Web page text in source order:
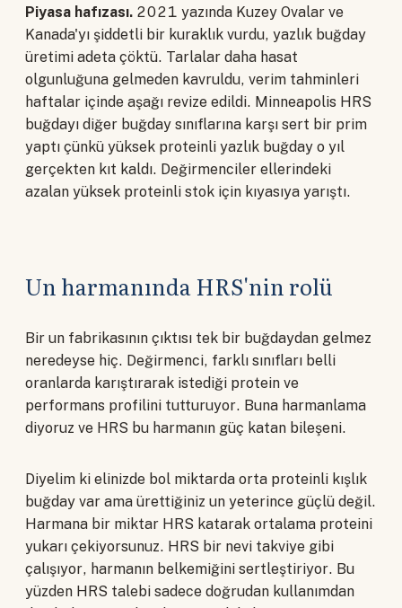
Piyasa hafızası. 2021 yazında Kuzey Ovalar ve
Kanada'yı şiddetli bir kuraklık vurdu, yazlık buğday
üretimi adeta çöktü. Tarlalar daha hasat
olgunluğuna gelmeden kavruldu, verim tahminleri
haftalar içinde aşağı revize edildi. Minneapolis HRS
buğdayı diğer buğday sınıflarına karşı sert bir prim
yaptı çünkü yüksek proteinli yazlık buğday o yıl
gerçekten kıt kaldı. Değirmenciler ellerindeki
azalan yüksek proteinli stok için kıyasıya yarıştı.
Un harmanında HRS'nin rolü
Bir un fabrikasının çıktısı tek bir buğdaydan gelmez
neredeyse hiç. Değirmenci, farklı sınıfları belli
oranlarda karıştırarak istediği protein ve
performans profilini tutturuyor. Buna harmanlama
diyoruz ve HRS bu harmanın güç katan bileşeni.
Diyelim ki elinizde bol miktarda orta proteinli kışlık
buğday var ama ürettiğiniz un yeterince güçlü değil.
Harmana bir miktar HRS katarak ortalama proteini
yukarı çekiyorsunuz. HRS bir nevi takviye gibi
çalışıyor, harmanın belkemiğini sertleştiriyor. Bu
yüzden HRS talebi sadece doğrudan kullanımdan